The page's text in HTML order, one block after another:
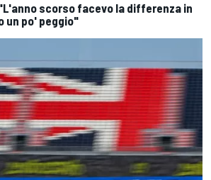
scorso facevo la differenza in
un po' peggio"